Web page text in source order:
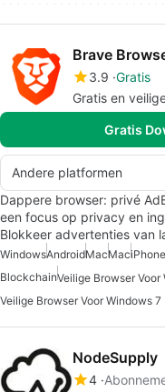
Brave
3.9 Gratis
Gratis en
Gratis
Andere platformen
Dappere browser: privé
een focus op privacy en
Blokkeer advertenties van
WindowsAndroidMacMaciPhone
BlockchainVeilige Browser Voor
Veilige Browser Voor Windows 7
NodeSupply
4